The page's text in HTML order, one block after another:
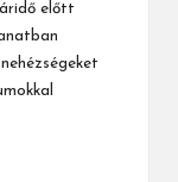
előtt